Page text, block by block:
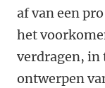
af van een
het
verdragen,
ontwerpen